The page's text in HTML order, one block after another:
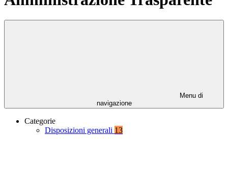
Menu di
navigazione
Categorie
Disposizioni generali 13